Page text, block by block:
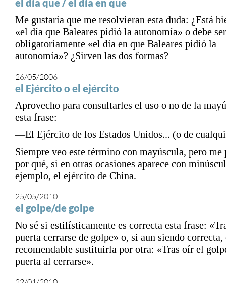
el día que / el día en que
Me gustaría que me resolvieran esta duda: ¿Está
«el día que Baleares pidió la autonomía» o debe ser
obligatoriamente «el día en que Baleares pidió la
autonomía»? ¿Sirven las dos formas?
26/05/2006
el Ejército o el ejército
Aprovecho para consultarles el uso o no de la
esta frase:
—El Ejército de los Estados Unidos... (o de
Siempre veo este término con mayúscula, pero me
por qué, si en otras ocasiones aparece con
ejemplo, el ejército de China.
25/05/2010
el golpe/de golpe
No sé si estilísticamente es correcta esta frase:
puerta cerrarse de golpe» o, si aun siendo correcta,
recomendable sustituirla por otra: «Tras oír el
puerta al cerrarse».